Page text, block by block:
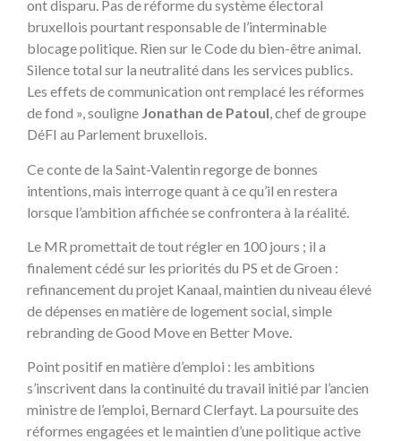
ont disparu. Pas de réforme du système électoral
bruxellois pourtant responsable de l’interminable
blocage politique. Rien sur le Code du bien-être animal.
Silence total sur la neutralité dans les services publics.
Les effets de communication ont remplacé les réformes
de fond », souligne Jonathan de Patoul, chef de groupe
DéFI au Parlement bruxellois.
Ce conte de la Saint-Valentin regorge de bonnes
intentions, mais interroge quant à ce qu’il en restera
lorsque l’ambition affichée se confrontera à la réalité.
Le MR promettait de tout régler en 100 jours ; il a
finalement cédé sur les priorités du PS et de Groen :
refinancement du projet Kanaal, maintien du niveau élevé
de dépenses en matière de logement social, simple
rebranding de Good Move en Better Move.
Point positif en matière d’emploi : les ambitions
s’inscrivent dans la continuité du travail initié par l’ancien
ministre de l’emploi, Bernard Clerfayt. La poursuite des
réformes engagées et le maintien d’une politique active